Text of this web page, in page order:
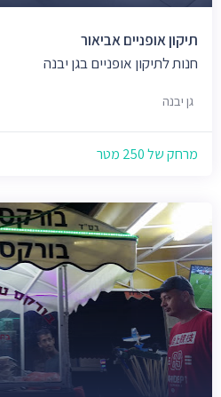
תיקון אופניים אביאור
חנות לתיקון אופניים בגן יבנה
גן יבנה
מרחק של 250 מטר